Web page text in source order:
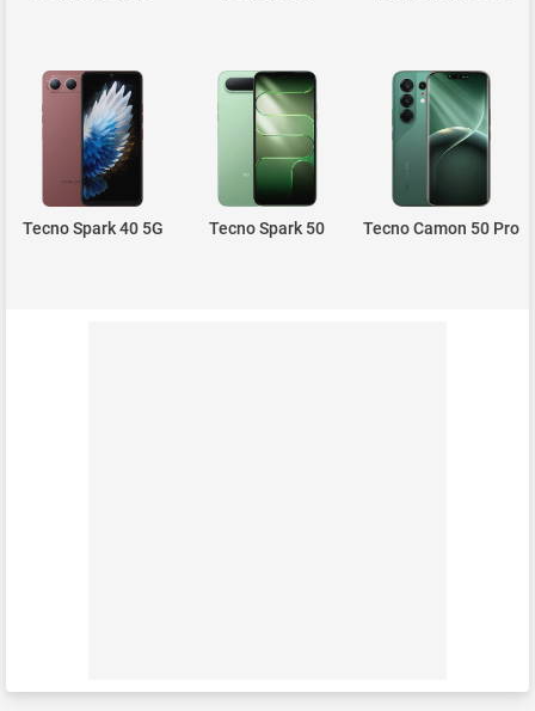
Tecno Spark 40 5G Tecno Spark 50 Tecno Camon 50 Pro